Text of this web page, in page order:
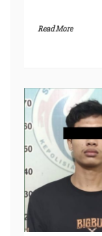
Read More